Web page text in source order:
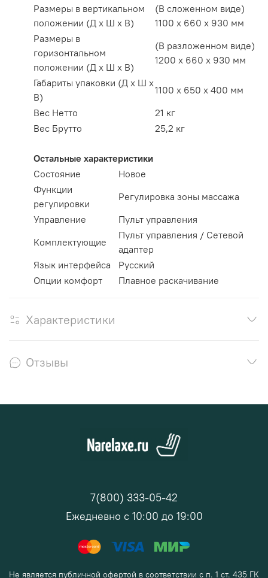
Размеры в вертикальном
положении (Д х Ш х В)
(В сложенном виде)
1100 х 660 х 930 мм
Размеры в
горизонтальном
положении (Д х Ш х В)
(В разложенном виде)
1200 х 660 х 930 мм
Габариты упаковки (Д х Ш х
В)
1100 x 650 x 400 мм
Вес Нетто
21 кг
Вес Брутто
25,2 кг
Остальные характеристики
Состояние
Новое
Функции
регулировки
Регулировка зоны массажа
Управление
Пульт управления
Комплектующие
Пульт управления / Сетевой
адаптер
Язык интерфейса
Русский
Опции комфорт
Плавное раскачивание
Характеристики
Отзывы
7(800) 333-05-42
Ежедневно с 10:00 до 19:00
Не является публичной офертой в соответствии с п. 1 ст. 435 ГК